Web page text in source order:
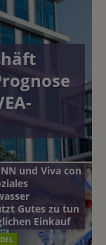
und Viva con
Gutes zu tun
Einkauf